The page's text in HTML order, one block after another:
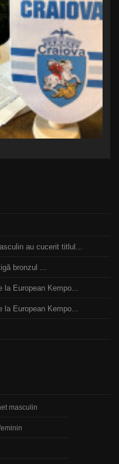
au cucerit titlul...
bronzul ...
European Kempo...
European Kempo...
masculin